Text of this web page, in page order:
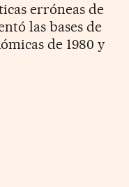
erróneas de
las bases de
de 1980 y